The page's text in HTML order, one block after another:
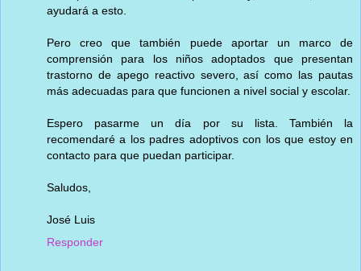
ayudará a esto.
Pero creo que también puede aportar un marco de
comprensión para los niños adoptados que presentan
trastorno de apego reactivo severo, así como las pautas
más adecuadas para que funcionen a nivel social y escolar.
Espero pasarme un día por su lista. También la
recomendaré a los padres adoptivos con los que estoy en
contacto para que puedan participar.
Saludos,
José Luis
Responder